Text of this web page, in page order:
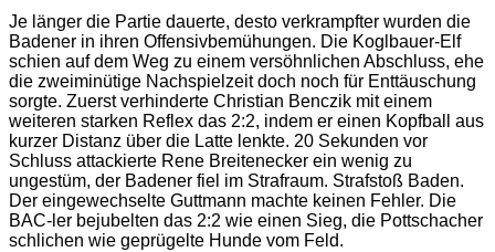
Je länger die Partie dauerte, desto verkrampfter wurden die
Badener in ihren Offensivbemühungen. Die Koglbauer-Elf
schien auf dem Weg zu einem versöhnlichen Abschluss, ehe
die zweiminütige Nachspielzeit doch noch für Enttäuschung
sorgte. Zuerst verhinderte Christian Benczik mit einem
weiteren starken Reflex das 2:2, indem er einen Kopfball aus
kurzer Distanz über die Latte lenkte. 20 Sekunden vor
Schluss attackierte Rene Breitenecker ein wenig zu
ungestüm, der Badener fiel im Strafraum. Strafstoß Baden.
Der eingewechselte Guttmann machte keinen Fehler. Die
BAC-ler bejubelten das 2:2 wie einen Sieg, die Pottschacher
schlichen wie geprügelte Hunde vom Feld.